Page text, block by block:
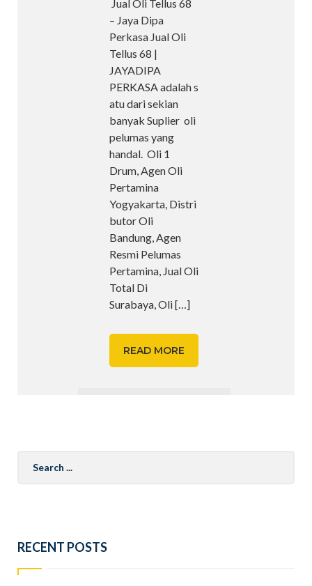
Jual Oli Tellus 68
– Jaya Dipa
Perkasa Jual Oli
Tellus 68 |
JAYADIPA
PERKASA adalah s
atu dari sekian
banyak Suplier oli
pelumas yang
handal. Oli 1
Drum, Agen Oli
Pertamina
Yogyakarta, Distri
butor Oli
Bandung, Agen
Resmi Pelumas
Pertamina, Jual Oli
Total Di
Surabaya, Oli[…]
READ MORE
for:
RECENT POSTS